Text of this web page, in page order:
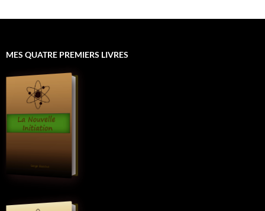
MES QUATRE PREMIERS LIVRES